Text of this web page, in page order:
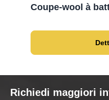
Coupe-wool à
Richiedi maggiori